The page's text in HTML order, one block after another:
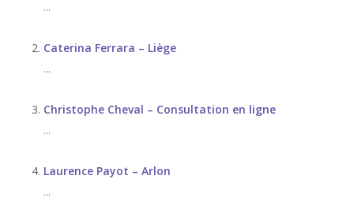
...
Caterina Ferrara – Liège
...
Christophe Cheval – Consultation en ligne
...
Laurence Payot – Arlon
...